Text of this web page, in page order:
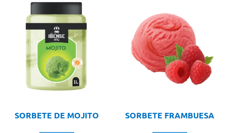
SORBETE DE MOJITO SORBETE FRAMBUESA